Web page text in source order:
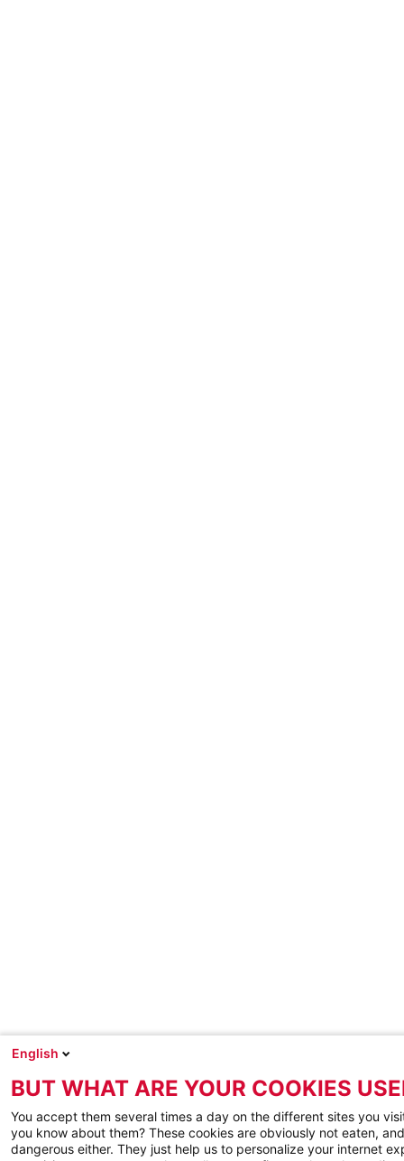
English
BUT WHAT ARE YOUR COOKIES
You accept them several times a day on the different sites you
you know about them? These cookies are obviously not eaten,
dangerous either. They just help us to personalize your internet